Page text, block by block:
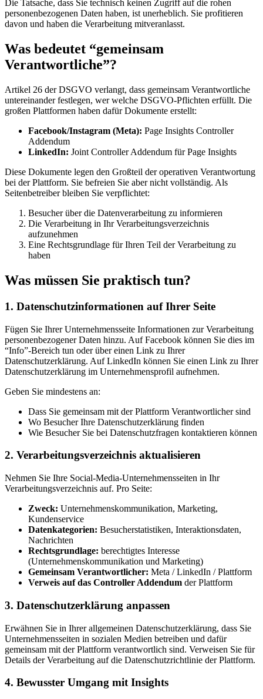
Die Tatsache, dass Sie technisch keinen Zugriff auf die rohen
personenbezogenen Daten haben, ist unerheblich. Sie profitieren
davon und haben die Verarbeitung mitveranlasst.
Was bedeutet “gemeinsam
Verantwortliche”?
Artikel 26 der DSGVO verlangt, dass gemeinsam Verantwortliche
untereinander festlegen, wer welche DSGVO-Pflichten erfüllt. Die
großen Plattformen haben dafür Dokumente erstellt:
Facebook/Instagram (Meta): Page Insights Controller
Addendum
LinkedIn: Joint Controller Addendum für Page Insights
Diese Dokumente legen den Großteil der operativen Verantwortung
bei der Plattform. Sie befreien Sie aber nicht vollständig. Als
Seitenbetreiber bleiben Sie verpflichtet:
Besucher über die Datenverarbeitung zu informieren
Die Verarbeitung in Ihr Verarbeitungsverzeichnis
aufzunehmen
Eine Rechtsgrundlage für Ihren Teil der Verarbeitung zu
haben
Was müssen Sie praktisch tun?
1. Datenschutzinformationen auf Ihrer Seite
Fügen Sie Ihrer Unternehmensseite Informationen zur Verarbeitung
personenbezogener Daten hinzu. Auf Facebook können Sie dies im
“Info”-Bereich tun oder über einen Link zu Ihrer
Datenschutzerklärung. Auf LinkedIn können Sie einen Link zu Ihrer
Datenschutzerklärung im Unternehmensprofil aufnehmen.
Geben Sie mindestens an:
Dass Sie gemeinsam mit der Plattform Verantwortlicher sind
Wo Besucher Ihre Datenschutzerklärung finden
Wie Besucher Sie bei Datenschutzfragen kontaktieren können
2. Verarbeitungsverzeichnis aktualisieren
Nehmen Sie Ihre Social-Media-Unternehmensseiten in Ihr
Verarbeitungsverzeichnis auf. Pro Seite:
Zweck: Unternehmenskommunikation, Marketing,
Kundenservice
Datenkategorien: Besucherstatistiken, Interaktionsdaten,
Nachrichten
Rechtsgrundlage: berechtigtes Interesse
(Unternehmenskommunikation und Marketing)
Gemeinsam Verantwortlicher: Meta / LinkedIn / Plattform
Verweis auf das Controller Addendum der Plattform
3. Datenschutzerklärung anpassen
Erwähnen Sie in Ihrer allgemeinen Datenschutzerklärung, dass Sie
Unternehmensseiten in sozialen Medien betreiben und dafür
gemeinsam mit der Plattform verantwortlich sind. Verweisen Sie für
Details der Verarbeitung auf die Datenschutzrichtlinie der Plattform.
4. Bewusster Umgang mit Insights